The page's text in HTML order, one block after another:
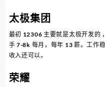
太极集团
最初 12306 主要就是太极开发的
手 7-8k 每月，每年 13 薪。工作
收入还可以。
荣耀